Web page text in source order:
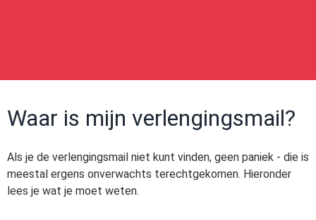
Waar is mijn verlengingsmail?
Als je de verlengingsmail niet kunt vinden, geen paniek - die is
meestal ergens onverwachts terechtgekomen. Hieronder
lees je wat je moet weten.